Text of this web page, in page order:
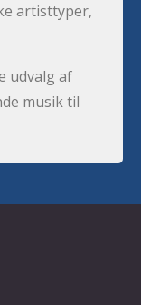
artisttyper,
udvalg af
musik til